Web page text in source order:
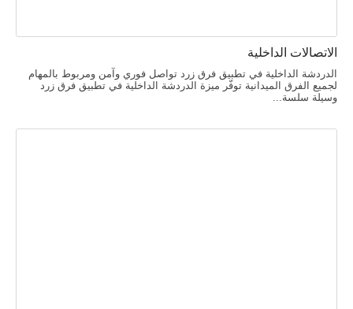
الاتصالات الداخلية
الدردشة الداخلية في تطبيق فرق زرد تواصل فوري وآمن ومربوط بالمهام
لجميع الفرق الميدانية توفّر ميزة الدردشة الداخلية في تطبيق فرق زرد
وسيلة سلسة...